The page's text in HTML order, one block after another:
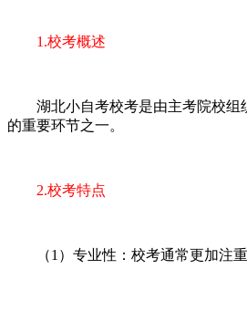
1.校考概述
湖北小自考校考是由主考院校组织
的重要环节之一。
2.校考特点
（1）专业性：校考通常更加注重